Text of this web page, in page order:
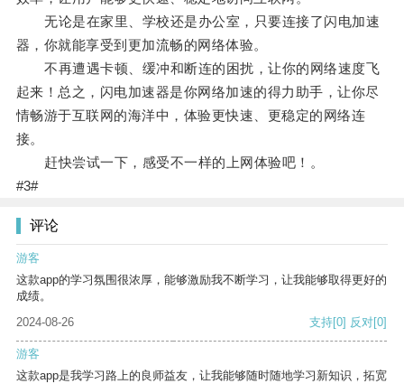
无论是在家里、学校还是办公室，只要连接了闪电加速
器，你就能享受到更加流畅的网络体验。
不再遭遇卡顿、缓冲和断连的困扰，让你的网络速度飞
起来！总之，闪电加速器是你网络加速的得力助手，让你尽
情畅游于互联网的海洋中，体验更快速、更稳定的网络连
接。
赶快尝试一下，感受不一样的上网体验吧！。
#3#
评论
游客
这款app的学习氛围很浓厚，能够激励我不断学习，让我能够取得更好的
成绩。
2024-08-26
支持[0] 反对[0]
游客
这款app是我学习路上的良师益友，让我能够随时随地学习新知识，拓宽